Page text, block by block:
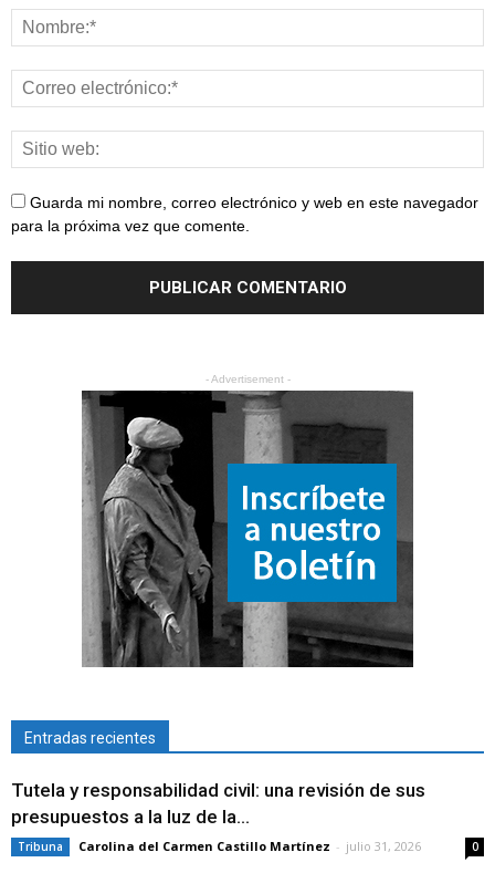
Guarda mi nombre, correo electrónico y web en este navegador
para la próxima vez que comente.
- Advertisement -
Entradas recientes
Tutela y responsabilidad civil: una revisión de sus
presupuestos a la luz de la...
Tribuna Carolina del Carmen Castillo Martínez - julio 31, 2026 0